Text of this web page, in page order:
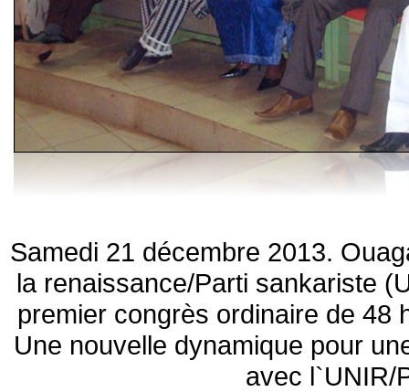
Samedi 21 décembre 2013.
la renaissance/Parti sankariste
premier congrès ordinaire de 48
Une nouvelle dynamique pour
avec l`UNIR/